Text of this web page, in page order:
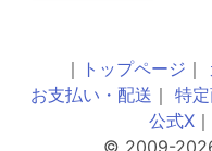
｜ トップページ ｜
お支払い・配送 ｜ 特
公式X｜